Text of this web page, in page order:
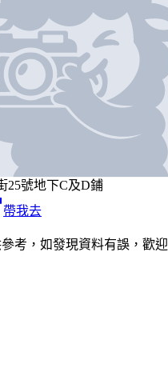
25號地下C及D鋪
帶我去
考，如發現資料有誤，歡迎